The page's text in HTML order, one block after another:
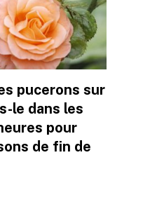
pucerons sur
le dans les
pour
de fin de